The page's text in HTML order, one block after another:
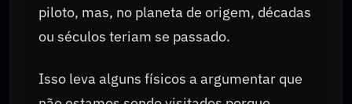
piloto, mas, no planeta de origem, décadas
ou séculos teriam se passado.
Isso leva alguns físicos a argumentar que